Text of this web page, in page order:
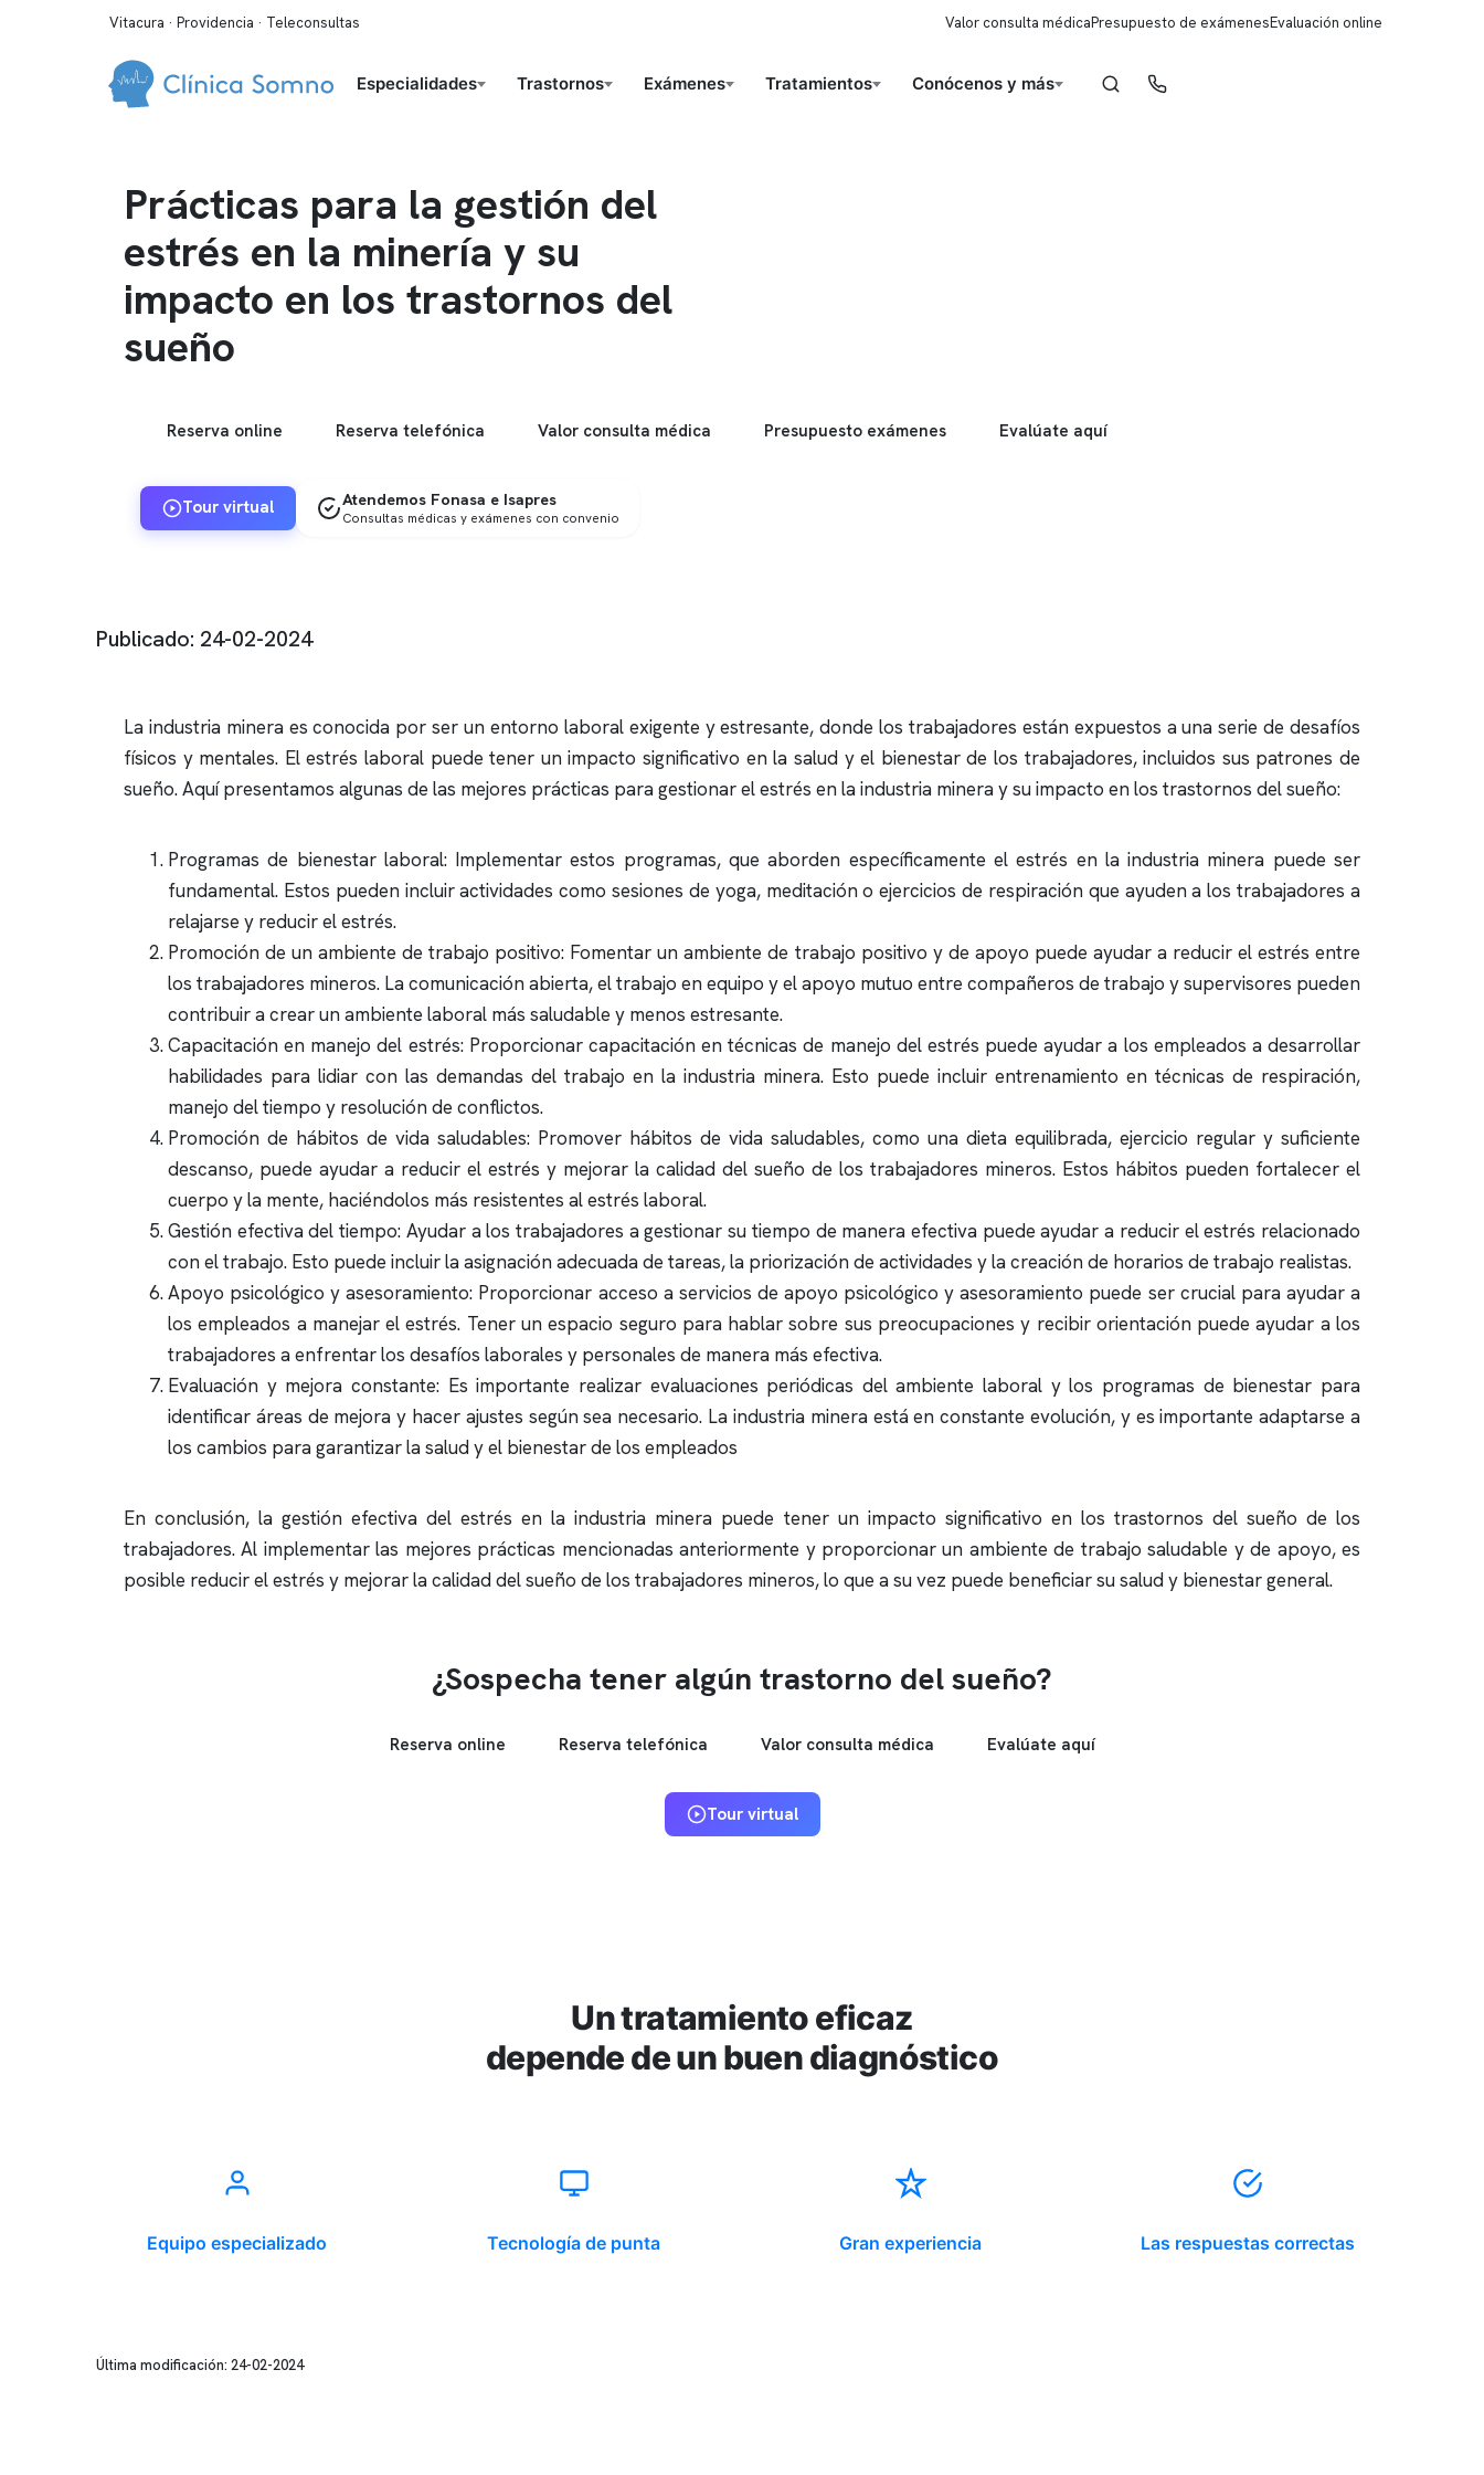
Vitacura · Providencia · Teleconsultas Valor consulta médicaPresupuesto de exámenesEvaluación online
Especialidades Trastornos Exámenes Tratamientos Conócenos y más
Prácticas para la gestión del
estrés en la minería y su
impacto en los trastornos del
sueño
Reserva online Reserva telefónica Valor consulta médica Presupuesto exámenes Evalúate aquí
Tour virtual Atendemos Fonasa e Isapres
Consultas médicas y exámenes con convenio
Publicado: 24-02-2024
La industria minera es conocida por ser un entorno laboral exigente y estresante, donde los trabajadores están expuestos a una serie de desafíos
físicos y mentales. El estrés laboral puede tener un impacto significativo en la salud y el bienestar de los trabajadores, incluidos sus patrones de
sueño. Aquí presentamos algunas de las mejores prácticas para gestionar el estrés en la industria minera y su impacto en los trastornos del sueño:
Programas de bienestar laboral: Implementar estos programas, que aborden específicamente el estrés en la industria minera puede ser
fundamental. Estos pueden incluir actividades como sesiones de yoga, meditación o ejercicios de respiración que ayuden a los trabajadores a
relajarse y reducir el estrés.
Promoción de un ambiente de trabajo positivo: Fomentar un ambiente de trabajo positivo y de apoyo puede ayudar a reducir el estrés entre
los trabajadores mineros. La comunicación abierta, el trabajo en equipo y el apoyo mutuo entre compañeros de trabajo y supervisores pueden
contribuir a crear un ambiente laboral más saludable y menos estresante.
Capacitación en manejo del estrés: Proporcionar capacitación en técnicas de manejo del estrés puede ayudar a los empleados a desarrollar
habilidades para lidiar con las demandas del trabajo en la industria minera. Esto puede incluir entrenamiento en técnicas de respiración,
manejo del tiempo y resolución de conflictos.
Promoción de hábitos de vida saludables: Promover hábitos de vida saludables, como una dieta equilibrada, ejercicio regular y suficiente
descanso, puede ayudar a reducir el estrés y mejorar la calidad del sueño de los trabajadores mineros. Estos hábitos pueden fortalecer el
cuerpo y la mente, haciéndolos más resistentes al estrés laboral.
Gestión efectiva del tiempo: Ayudar a los trabajadores a gestionar su tiempo de manera efectiva puede ayudar a reducir el estrés relacionado
con el trabajo. Esto puede incluir la asignación adecuada de tareas, la priorización de actividades y la creación de horarios de trabajo realistas.
Apoyo psicológico y asesoramiento: Proporcionar acceso a servicios de apoyo psicológico y asesoramiento puede ser crucial para ayudar a
los empleados a manejar el estrés. Tener un espacio seguro para hablar sobre sus preocupaciones y recibir orientación puede ayudar a los
trabajadores a enfrentar los desafíos laborales y personales de manera más efectiva.
Evaluación y mejora constante: Es importante realizar evaluaciones periódicas del ambiente laboral y los programas de bienestar para
identificar áreas de mejora y hacer ajustes según sea necesario. La industria minera está en constante evolución, y es importante adaptarse a
los cambios para garantizar la salud y el bienestar de los empleados
En conclusión, la gestión efectiva del estrés en la industria minera puede tener un impacto significativo en los trastornos del sueño de los
trabajadores. Al implementar las mejores prácticas mencionadas anteriormente y proporcionar un ambiente de trabajo saludable y de apoyo, es
posible reducir el estrés y mejorar la calidad del sueño de los trabajadores mineros, lo que a su vez puede beneficiar su salud y bienestar general.
¿Sospecha tener algún trastorno del sueño?
Reserva online Reserva telefónica Valor consulta médica Evalúate aquí
Tour virtual
Un tratamiento eficaz
depende de un buen diagnóstico
Equipo especializado Tecnología de punta Gran experiencia Las respuestas correctas
Última modificación: 24-02-2024